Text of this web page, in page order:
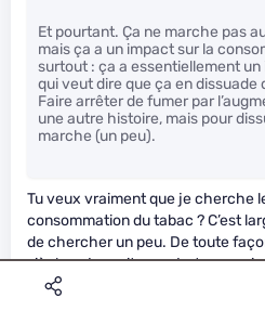
Et pourtant. Ça ne marche pas
mais ça a un impact sur la
surtout : ça a essentiellement
qui veut dire que ça en dissuade
Faire arrêter de fumer par
une autre histoire, mais pour
marche (un peu).
Tu veux vraiment que je cherche
consommation du tabac ? C’est
de chercher un peu. De toute
siècle qu’on sait que c’est
une lente agonie. Et ce n’est pas